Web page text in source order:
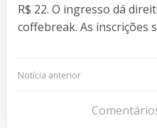
R$ 22. O ingresso dá
coffebreak. As inscrições
Navegação
Notícia anterior